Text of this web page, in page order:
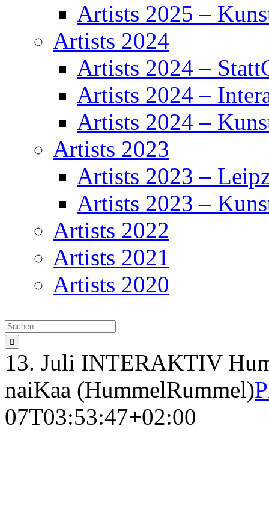
Artists 2025 –
Artists 2024
Artists 2024 –
Artists 2024 –
Artists 2024 –
Artists 2023
Artists 2023 –
Artists 2023 –
Artists 2022
Artists 2021
Artists 2020
nach:
13. Juli INTERAKTIV
naiKaa (HummelRummel)
07T03:53:47+02:00